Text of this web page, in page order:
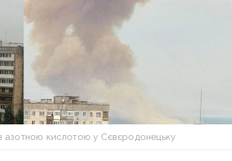
азотною кислотою у Сєвєродонецьку